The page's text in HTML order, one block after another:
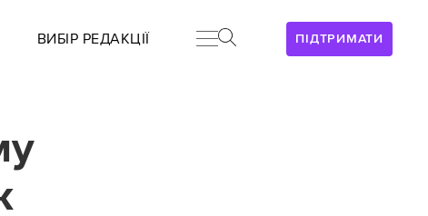
ПІДТРИМАТИ
ВИБІР РЕДАКЦІЇ